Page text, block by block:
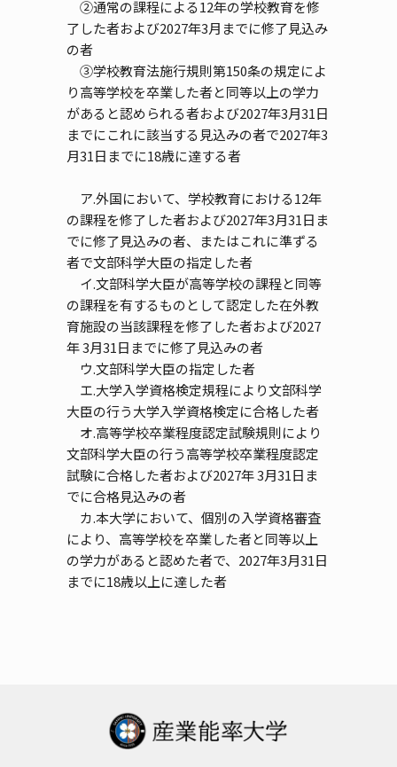
②通常の課程による12年の学校教育を修
了した者および2027年3月までに修了見込み
の者
③学校教育法施行規則第150条の規定によ
り高等学校を卒業した者と同等以上の学力
があると認められる者および2027年3月31日
までにこれに該当する見込みの者で2027年3
月31日までに18歳に達する者
ア.外国において、学校教育における12年
の課程を修了した者および2027年3月31日ま
でに修了見込みの者、またはこれに準ずる
者で文部科学大臣の指定した者
イ.文部科学大臣が高等学校の課程と同等
の課程を有するものとして認定した在外教
育施設の当該課程を修了した者および2027
年 3月31日までに修了見込みの者
ウ.文部科学大臣の指定した者
エ.大学入学資格検定規程により文部科学
大臣の行う大学入学資格検定に合格した者
オ.高等学校卒業程度認定試験規則により
文部科学大臣の行う高等学校卒業程度認定
試験に合格した者および2027年 3月31日ま
でに合格見込みの者
カ.本大学において、個別の入学資格審査
により、高等学校を卒業した者と同等以上
の学力があると認めた者で、2027年3月31日
までに18歳以上に達した者